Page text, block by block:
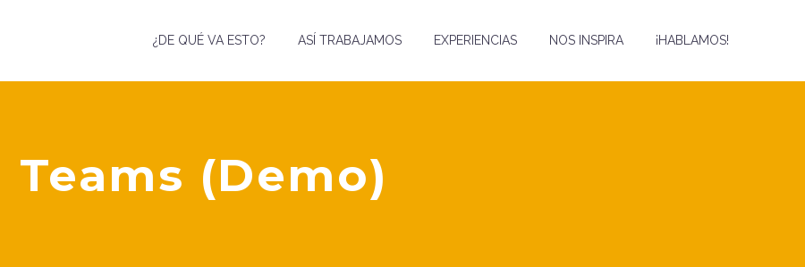
¿DE QUÉ VA ESTO? ASÍ TRABAJAMOS EXPERIENCIAS NOS INSPIRA ¡HABLAMOS!
Teams (Demo)